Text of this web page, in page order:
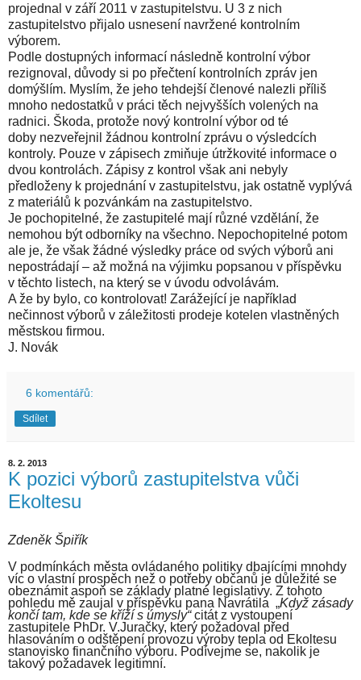
projednal v září 2011 v zastupitelstvu. U 3 z nich
zastupitelstvo přijalo usnesení navržené kontrolním
výborem.
Podle dostupných informací následně kontrolní výbor
rezignoval, důvody si po přečtení kontrolních zpráv jen
domýšlím. Myslím, že jeho tehdejší členové nalezli příliš
mnoho nedostatků v práci těch nejvyšších volených na
radnici. Škoda, protože nový kontrolní výbor od té
doby nezveřejnil žádnou kontrolní zprávu o výsledcích
kontroly. Pouze v zápisech zmiňuje útržkovité informace o
dvou kontrolách. Zápisy z kontrol však ani nebyly
předloženy k projednání v zastupitelstvu, jak ostatně vyplývá
z materiálů k pozvánkám na zastupitelstvo.
Je pochopitelné, že zastupitelé mají různé vzdělání, že
nemohou být odborníky na všechno. Nepochopitelné potom
ale je, že však žádné výsledky práce od svých výborů ani
nepostrádají – až možná na výjimku popsanou v příspěvku
v těchto listech, na který se v úvodu odvolávám.
A že by bylo, co kontrolovat! Zarážející je například
nečinnost výborů v záležitosti prodeje kotelen vlastněných
městskou firmou.
J. Novák
6 komentářů:
Sdílet
8. 2. 2013
K pozici výborů zastupitelstva vůči
Ekoltesu
Zdeněk Špiřík
V podmínkách města ovládaného politiky dbajícími mnohdy
víc o vlastní prospěch než o potřeby občanů je důležité se
obeznámit aspoň se základy platné legislativy. Z tohoto
pohledu mě zaujal v příspěvku pana Navrátila „Když zásady
končí tam, kde se kříží s úmysly“citát z vystoupení
zastupitele PhDr. V.Juračky, který požadoval před
hlasováním o odštěpení provozu výroby tepla od Ekoltesu
stanovisko finančního výboru. Podívejme se, nakolik je
takový požadavek legitimní.